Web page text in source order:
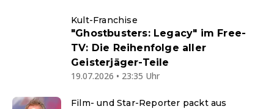
Kult-Franchise
"Ghostbusters: Legacy" im Free-
TV: Die Reihenfolge aller
Geisterjäger-Teile
19.07.2026 • 23:35 Uhr
Film- und Star-Reporter packt aus